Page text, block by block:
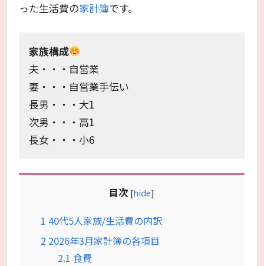
った生活費の家計簿です。
家族構成
夫・・・自営業
妻・・・自営業手伝い
長男・・・大1
次男・・・高1
長女・・・小6
目次 [hide]
1 40代5人家族/生活費の内訳
2 2026年3月家計簿の各項目
2.1 食費